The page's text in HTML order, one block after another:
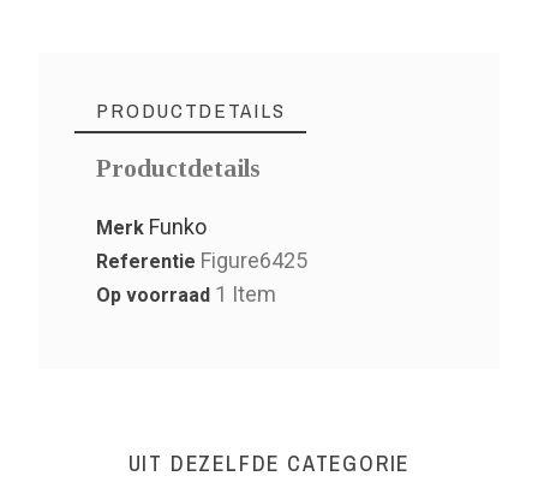
PRODUCTDETAILS
Productdetails
Merk Funko
Referentie Figure6425
Op voorraad 1 Item
UIT DEZELFDE CATEGORIE